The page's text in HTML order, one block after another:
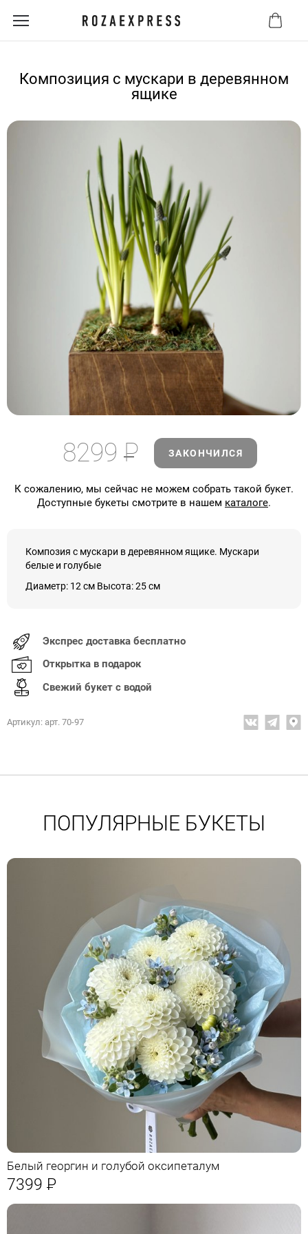
Композиция с мускари в деревянном
ящике
8299Р ЗАКОНЧИЛСЯ
К сожалению, мы сейчас не можем собрать такой букет.
Доступные букеты смотрите в нашем каталоге.
Композия с мускари в деревянном ящике. Мускари
белые и голубые
Диаметр: 12 см Высота: 25 см
Экспрес доставка бесплатно
Открытка в подарок
Свежий букет с водой
Артикул: арт. 70-97
ПОПУЛЯРНЫЕ БУКЕТЫ
Белый георгин и голубой оксипеталум
7399 Р